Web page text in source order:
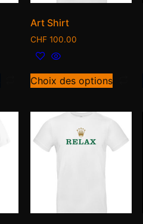
Art Shirt
CHF 100.00
Choix des options